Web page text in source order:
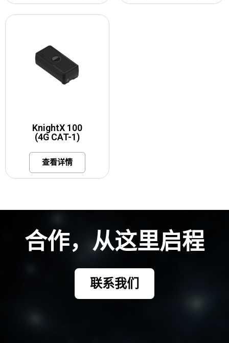
KnightX 100
(4G CAT-1)
查看详情
合作，从这里启程
联系我们